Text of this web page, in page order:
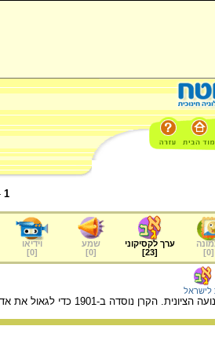
1
[
0
]
ערך לקסיקוני
[
23
]
שמע
[
0
]
וידיאו
[
0
]
לישראל
לגאול את אדמות ארץ ישראל, להכשירן להתיישבות ולנטוע בהן יערות.